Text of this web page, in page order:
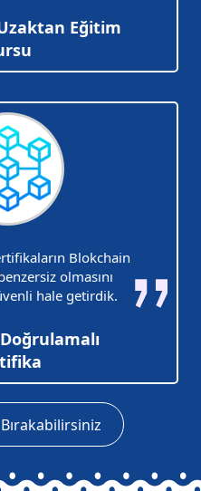
Eğitim
Blokchain
olmasını
hale getirdik.